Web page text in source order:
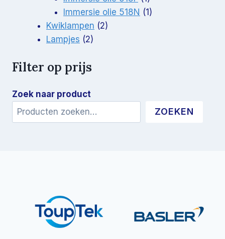
product
Immersie olie 518N 1 1
Kwiklampen 22
Lampjes 22
Filter op prijs
Zoek naar product
ZOEKEN